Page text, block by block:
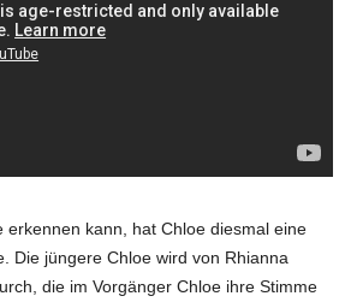
erkennen kann, hat Chloe diesmal eine
Die jüngere Chloe wird von Rhianna
die im Vorgänger Chloe ihre Stimme